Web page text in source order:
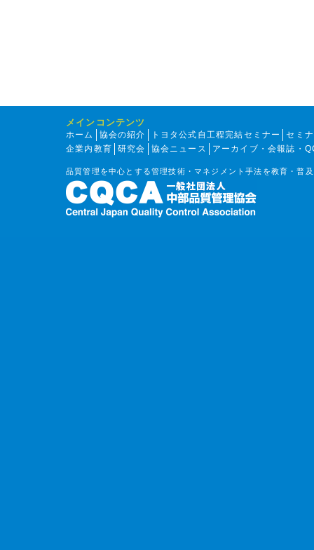
メインコンテンツ
ホーム 協会の紹介 トヨタ公式自工程完結セミナー
セミ
企業内教育
研究会 協会ニュース アーカイブ・会報誌・
品質管理を中心とする管理技術・マネジメント手法を教育・普